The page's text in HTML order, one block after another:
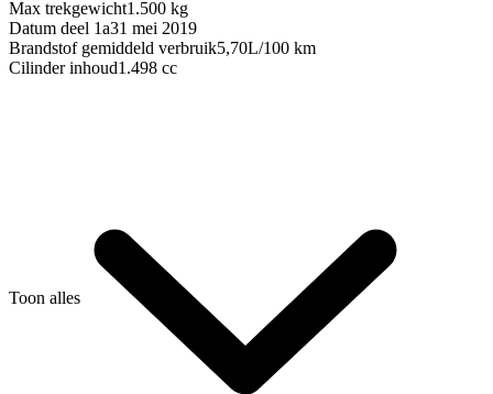
Max trekgewicht1.500 kg
Datum deel 1a31 mei 2019
Brandstof gemiddeld verbruik5,70L/100 km
Cilinder inhoud1.498 cc
Toon alles